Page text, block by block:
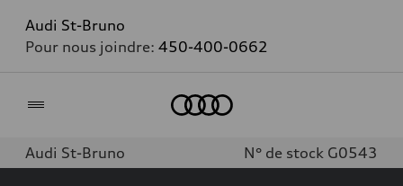
Audi St-Bruno
Pour nous joindre: 450-400-0662
Audi St-Bruno N° de stock G0543